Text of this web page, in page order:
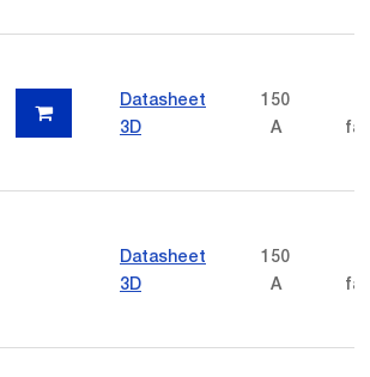
Datasheet
3D
150
A
Datasheet
3D
150
A